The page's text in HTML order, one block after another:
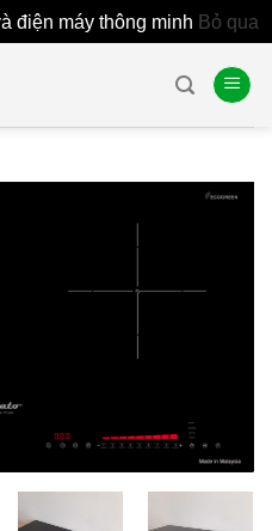
điện máy thông minh Bỏ qua